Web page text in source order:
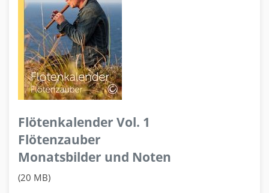
Flötenkalender Vol. 1
Flötenzauber
Monatsbilder und Noten
(20 MB)